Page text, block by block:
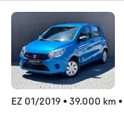
EZ 01/2019 • 39.000 km •